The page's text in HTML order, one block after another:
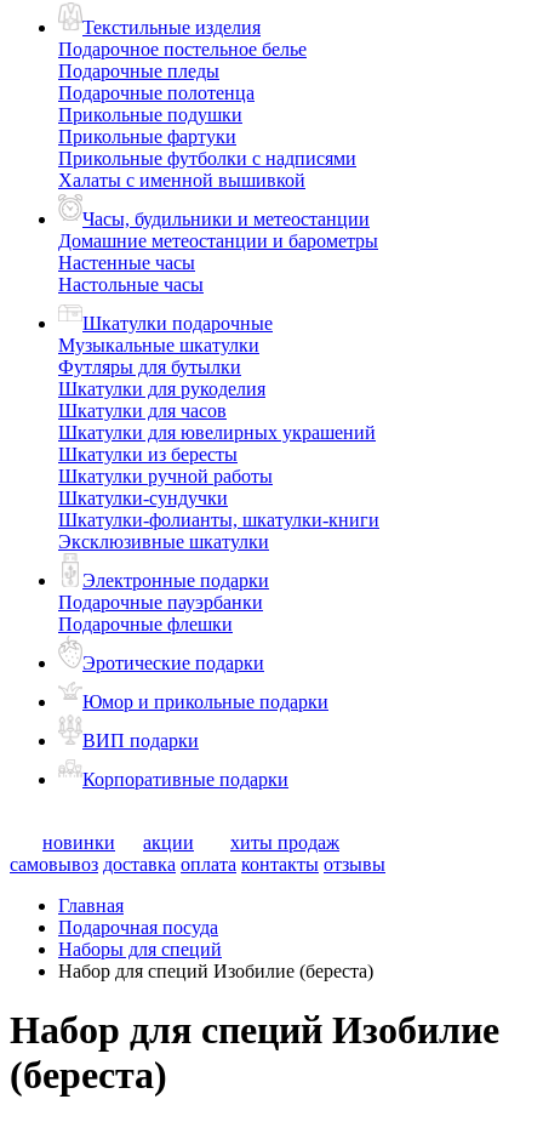
Текстильные изделия
Подарочное постельное белье
Подарочные пледы
Подарочные полотенца
Прикольные подушки
Прикольные фартуки
Прикольные футболки с надписями
Халаты с именной вышивкой
Часы, будильники и метеостанции
Домашние метеостанции и барометры
Настенные часы
Настольные часы
Шкатулки подарочные
Музыкальные шкатулки
Футляры для бутылки
Шкатулки для рукоделия
Шкатулки для часов
Шкатулки для ювелирных украшений
Шкатулки из бересты
Шкатулки ручной работы
Шкатулки-сундучки
Шкатулки-фолианты, шкатулки-книги
Эксклюзивные шкатулки
Электронные подарки
Подарочные пауэрбанки
Подарочные флешки
Эротические подарки
Юмор и прикольные подарки
ВИП подарки
Корпоративные подарки
новинки акции
хиты продаж
самовывоз доставка оплата контакты отзывы
Главная
Подарочная посуда
Наборы для специй
Набор для специй Изобилие (береста)
Набор для специй Изобилие
(береста)